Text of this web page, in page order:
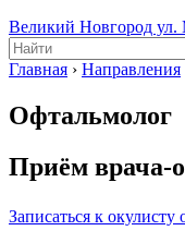
Великий Новгород ул.
Главная › Направления
Офтальмолог
Приём врача-
Записаться к окулисту